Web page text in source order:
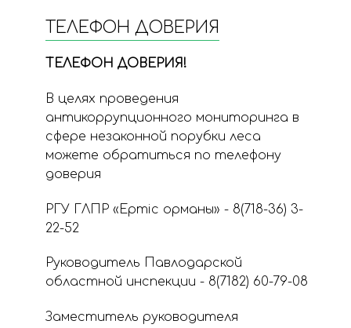
ТЕЛЕФОН ДОВЕРИЯ
ТЕЛЕФОН ДОВЕРИЯ!
В целях проведения
антикоррупционного мониторинга в
сфере незаконной порубки леса
можете обратиться по телефону
доверия
РГУ ГЛПР «Ертіс орманы» - 8(718-36) 3-
22-52
Руководитель Павлодарской
областной инспекции - 8(7182) 60-79-08
Заместитель руководителя